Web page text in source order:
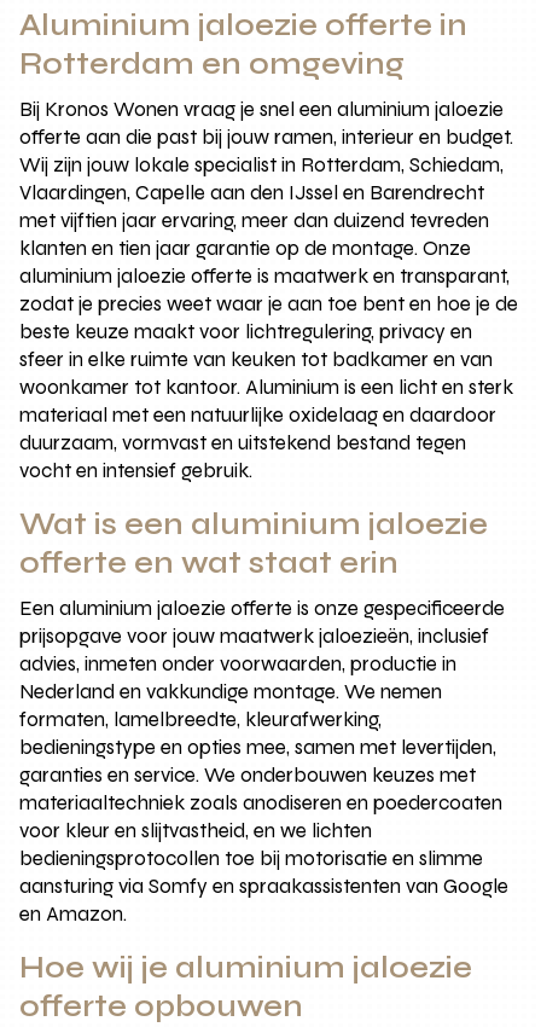
Aluminium jaloezie offerte in
Rotterdam en omgeving
Bij Kronos Wonen vraag je snel een aluminium jaloezie
offerte aan die past bij jouw ramen, interieur en budget.
Wij zijn jouw lokale specialist in Rotterdam, Schiedam,
Vlaardingen, Capelle aan den IJssel en Barendrecht
met vijftien jaar ervaring, meer dan duizend tevreden
klanten en tien jaar garantie op de montage. Onze
aluminium jaloezie offerte is maatwerk en transparant,
zodat je precies weet waar je aan toe bent en hoe je de
beste keuze maakt voor lichtregulering, privacy en
sfeer in elke ruimte van keuken tot badkamer en van
woonkamer tot kantoor. Aluminium is een licht en sterk
materiaal met een natuurlijke oxidelaag en daardoor
duurzaam, vormvast en uitstekend bestand tegen
vocht en intensief gebruik.
Wat is een aluminium jaloezie
offerte en wat staat erin
Een aluminium jaloezie offerte is onze gespecificeerde
prijsopgave voor jouw maatwerk jaloezieën, inclusief
advies, inmeten onder voorwaarden, productie in
Nederland en vakkundige montage. We nemen
formaten, lamelbreedte, kleurafwerking,
bedieningstype en opties mee, samen met levertijden,
garanties en service. We onderbouwen keuzes met
materiaaltechniek zoals anodiseren en poedercoaten
voor kleur en slijtvastheid, en we lichten
bedieningsprotocollen toe bij motorisatie en slimme
aansturing via Somfy en spraakassistenten van Google
en Amazon.
Hoe wij je aluminium jaloezie
offerte opbouwen